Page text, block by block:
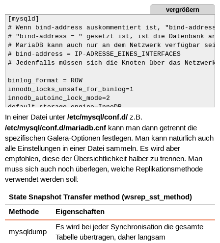
vergrößern
[mysqld]
# Wenn bind-address auskommentiert ist, "bind-
# "bind-address = " gesetzt ist, ist die Datenbank an
# MariaDB kann auch nur an dem Netzwerk
# bind-address = IP-ADRESSE_EINES_INTERFACES
# Jedenfalls müssen sich die Knoten über das Netzwerk
binlog_format = ROW
innodb_locks_unsafe_for_binlog=1
innodb_autoinc_lock_mode=2
default_storage_engine=InnoDB
query_cache_size=0
query_cache_type=0
[mysqldump]
max_allowed_packet = 16M
quick
quote-names
[isamchk]
!includedir /etc/mysql/conf.d/
In einer Datei unter /etc/mysql/conf.d/z.B.
/etc/mysql/conf.d/mariadb.cnfkann man dann getrennt die
spezifischen Galera-Optionen festlegen. Man kann natürlich auch
alle Einstellungen in einer Datei sammeln. Es wird aber
empfohlen, diese der Übersichtlichkeit halber zu trennen. Man
muss sich auch noch überlegen, welche Replikationsmethode
verwendet werden soll:
State Snapshot Transfer method (wsrep_sst_method)
Methode
Eigenschaften
mysqldump
Es wird bei jeder Synchronisation die gesamte
Tabelle übertragen, daher langsam